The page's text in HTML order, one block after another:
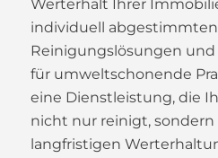
Werterhalt Ihrer
individuell abgestimmten
Reinigungslösungen
für umweltschonende
eine Dienstleistung, die
nicht nur reinigt, sondern
langfristigen